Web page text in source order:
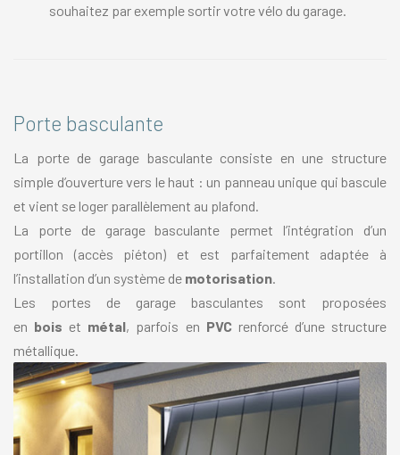
souhaitez par exemple sortir votre vélo du garage.
Porte basculante
La porte de garage basculante consiste en une structure
simple d’ouverture vers le haut : un panneau unique qui bascule
et vient se loger parallèlement au plafond.
La porte de garage basculante permet l’intégration d’un
portillon (accès piéton) et est parfaitement adaptée à
l’installation d’un système de motorisation
Les portes de garage basculantes sont proposées
en bois et métal, parfois en PVC renforcé d’une structure
métallique.